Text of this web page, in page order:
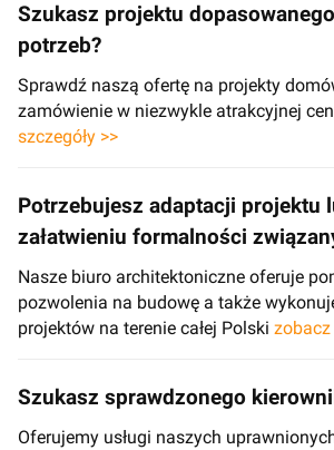
Szukasz projektu
potrzeb?
Sprawdź naszą ofertę na projekty
zamówienie w niezwykle atrakcyjnej
szczegóły >>
Potrzebujesz adaptacji projektu
załatwieniu formalności
Nasze biuro architektoniczne oferuje
pozwolenia na budowę a także
projektów na terenie całej Polski zobacz
Szukasz sprawdzonego
Oferujemy usługi naszych